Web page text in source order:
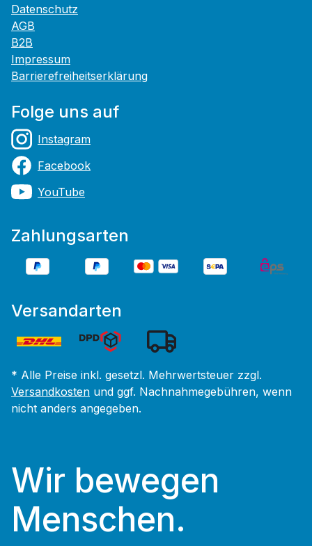
Datenschutz
AGB
B2B
Impressum
Barrierefreiheitserklärung
Folge uns auf
Instagram
Facebook
YouTube
Zahlungsarten
Versandarten
* Alle Preise inkl. gesetzl. Mehrwertsteuer zzgl.
Versandkosten und ggf. Nachnahmegebühren, wenn
nicht anders angegeben.
Wir bewegen
Menschen.